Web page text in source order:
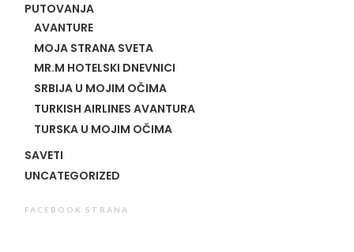
PUTOVANJA
AVANTURE
MOJA STRANA SVETA
MR.M HOTELSKI DNEVNICI
SRBIJA U MOJIM OČIMA
TURKISH AIRLINES AVANTURA
TURSKA U MOJIM OČIMA
SAVETI
UNCATEGORIZED
FACEBOOK STRANA